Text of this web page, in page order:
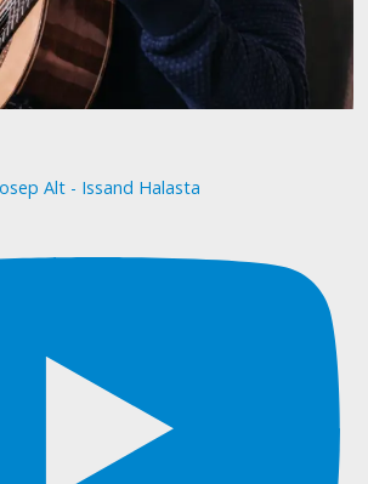
Alt - Issand Halasta